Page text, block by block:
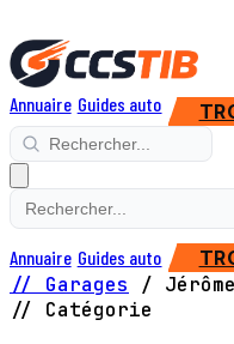
Annuaire Guides auto
Annuaire Guides auto
// Garages /
// Catégorie